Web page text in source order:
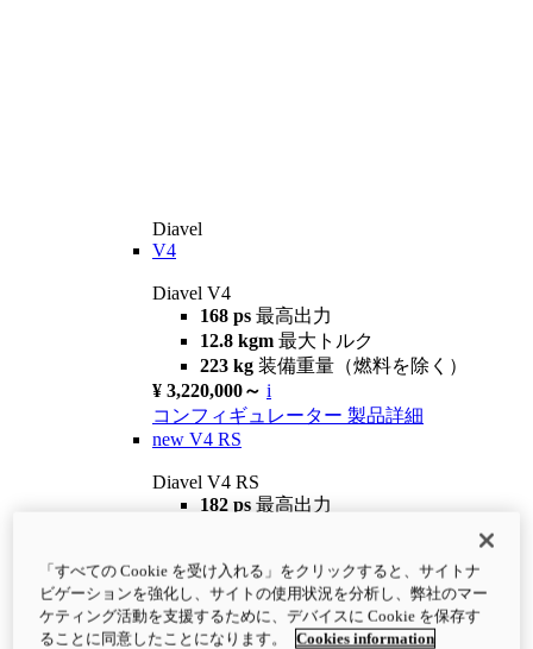
Diavel
V4
Diavel V4
168 ps 最高出力
12.8 kgm 最大トルク
223 kg 装備重量（燃料を除く）
¥ 3,220,000～ i
コンフィギュレーター 製品詳細
new V4 RS
Diavel V4 RS
182 ps 最高出力
¥4,400,000 i
コンフィギュレーター 製品詳細
newV4 RS 100
「すべての Cookie を受け入れる」をクリックすると、サイトナ
ビゲーションを強化し、サイトの使用状況を分析し、弊社のマー
ケティング活動を支援するために、デバイスに Cookie を保存す
ることに同意したことになります。
Cookies information